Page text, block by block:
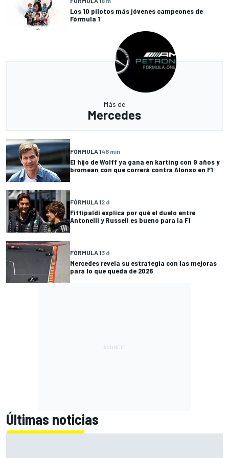
Los 10 pilotos más jóvenes campeones de
Fórmula 1
Más de
Mercedes
FÓRMULA 148 min
El hijo de Wolff ya gana en karting con 9 años y
bromean con que correrá contra Alonso en F1
FÓRMULA 12 d
Fittipaldi explica por qué el duelo entre
Antonelli y Russell es bueno para la F1
FÓRMULA 13 d
Mercedes revela su estrategia con las mejoras
para lo que queda de 2026
Últimas noticias